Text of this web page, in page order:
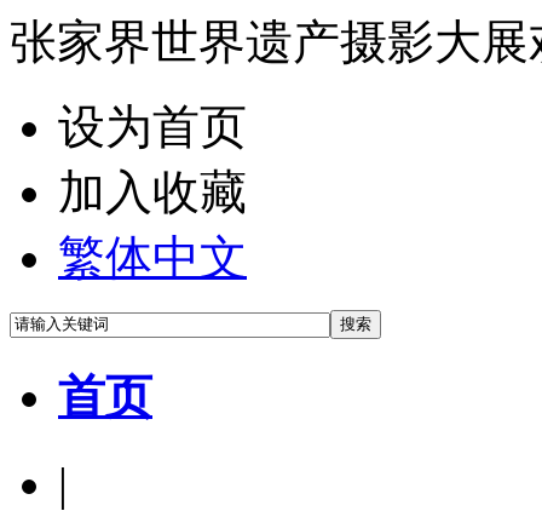
张家界世界遗产摄影大
设为首页
加入收藏
繁体中文
首页
|